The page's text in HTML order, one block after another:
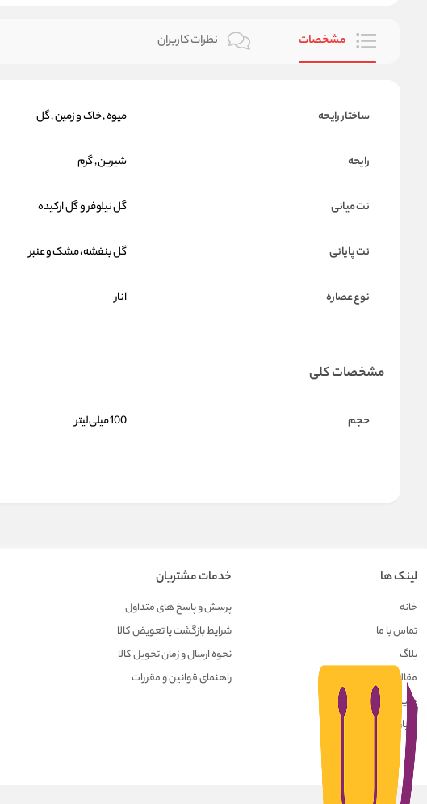
مشخصات نظرات کاربران
ساختار رایحه میوه , خاک و زمین , گل
رایحه شیرین , گرم
نت میانی گل نیلوفر و گل ارکیده
نت پایانی گل بنفشه، مشک و عنبر
نوع عصاره انار
مشخصات کلی
حجم 100 میلی‌لیتر
لینک ها
خانه
تماس با ما
بلاگ
مقالات
حریم خصوصی کاربران
درباره ما
خدمات مشتریان
پرسش و پاسخ های متداول
شرایط بازگشت یا تعویض کالا
نحوه ارسال و زمان تحویل کالا
راهنمای قوانین و مقررات